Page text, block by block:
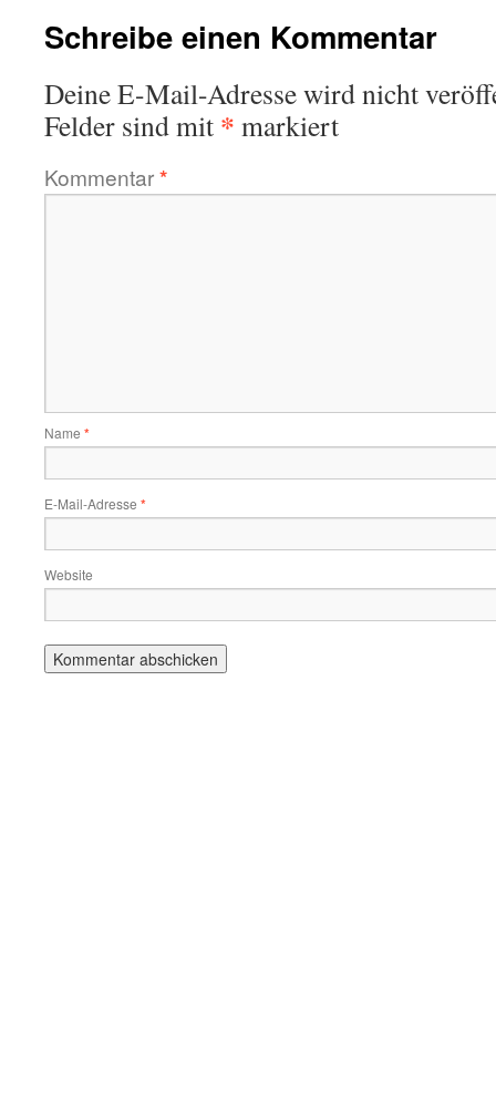
Schreibe einen Kommentar
Deine E-Mail-Adresse wird nicht
Felder sind mit * markiert
Kommentar*
Name *
E-Mail-Adresse *
Website